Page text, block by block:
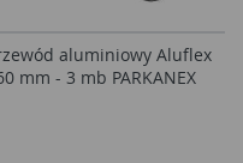
aluminiowy Aluflex
mm - 3 mb PARKANEX